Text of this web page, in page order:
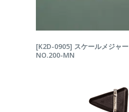
続きを読む
[K2D-0905] スケールメジャー
NO.200-MN